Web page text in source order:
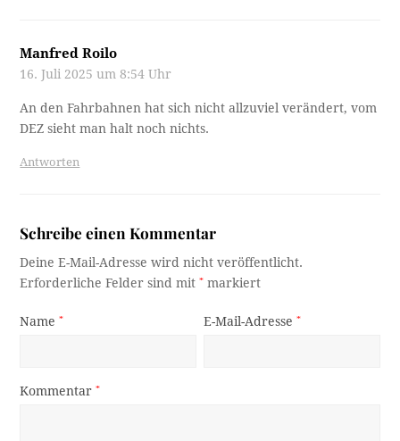
Manfred Roilo
16. Juli 2025 um 8:54 Uhr
An den Fahrbahnen hat sich nicht allzuviel verändert, vom
DEZ sieht man halt noch nichts.
Antworten
Schreibe einen Kommentar
Deine E-Mail-Adresse wird nicht veröffentlicht.
Erforderliche Felder sind mit* markiert
Name* E-Mail-Adresse*
Kommentar*